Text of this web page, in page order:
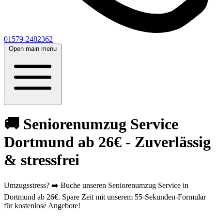
01579-2482362
Open main menu
🚚 Seniorenumzug Service
Dortmund ab 26€ - Zuverlässig
& stressfrei
Umzugsstress? ➡️ Buche unseren Seniorenumzug Service in
Dortmund ab 26€. Spare Zeit mit unserem 55-Sekunden-Formular
für kostenlose Angebote!